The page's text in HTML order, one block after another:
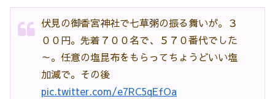
伏見の御香宮神社で七草粥の振る舞いが。３
００円。先着７００名で、５７０番代でした
～。任意の塩昆布をもらってちょうどいい塩
加減で。その後
pic.twitter.com/e7RC5qEfOa